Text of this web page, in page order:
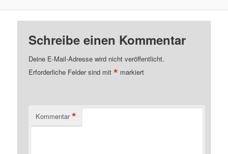
Schreibe einen Kommentar
Deine E-Mail-Adresse wird nicht veröffentlicht.
Erforderliche Felder sind mit* markiert
Kommentar *